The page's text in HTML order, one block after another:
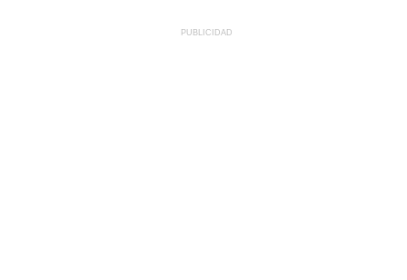
PUBLICIDAD